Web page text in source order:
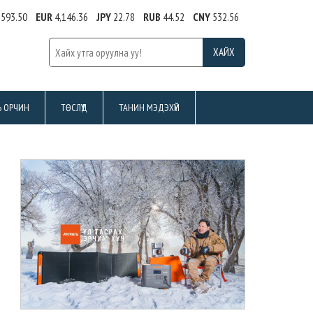
EUR4,146.36 JPY22.78 RUB 44.52 CNY532.56
ОРЧИН ТӨСЛҮҮД ТАНИН МЭДЭХҮЙ